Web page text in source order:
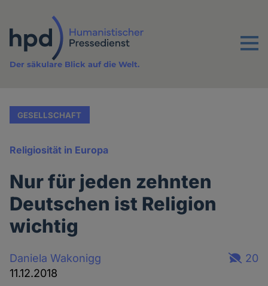
Inhalt
Menu
Der säkulare Blick auf die Welt.
GESELLSCHAFT
Religiosität in Europa
Nur für jeden zehnten
Deutschen ist Religion
wichtig
Daniela Wakonigg
11.12.2018
20